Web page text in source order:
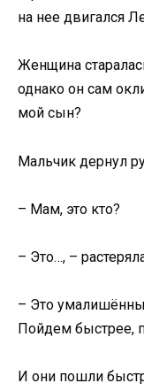
на нее двигался
Женщина
однако он сам
мой сын?
Мальчик дернул
– Мам, это кто?
– Это…, –
– Это
Пойдем быстрее,
И они пошли